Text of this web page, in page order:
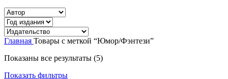
Главная Товары с меткой “Юмор/Фэнтези”
Показаны все результаты (5)Сортировка:
Показать фильтры